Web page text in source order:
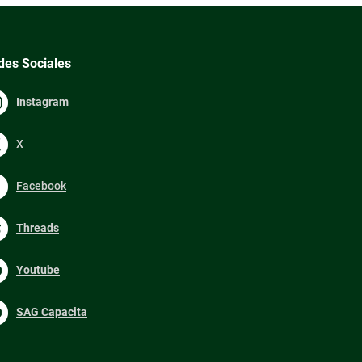
Sociales
Instagram
X
Facebook
Threads
Youtube
SAG Capacita